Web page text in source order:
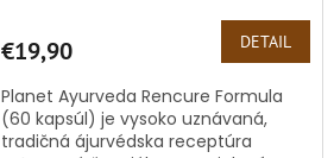
€19,90 DETAIL
Planet Ayurveda Rencure Formula
(60 kapsúl) je vysoko uznávaná,
tradičná ájurvédska receptúra